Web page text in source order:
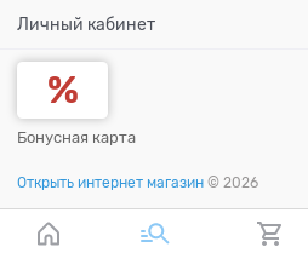
Личный кабинет
Бонусная карта
Открыть интернет магазин © 2026